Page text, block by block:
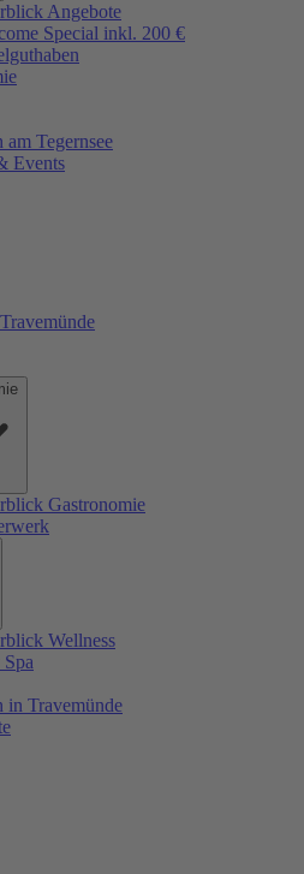
Angebote
Special inkl. 200 €
Tegernsee
Events
Gastronomie
Wellness
in Travemünde